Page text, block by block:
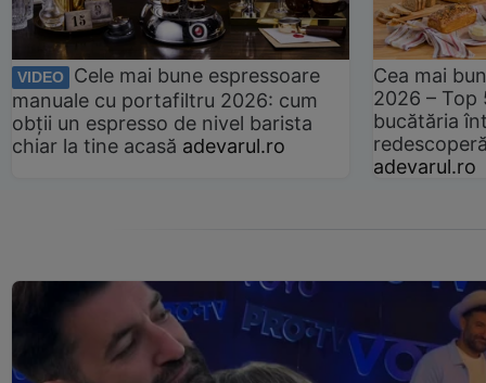
VIDEO
Cele mai bune espressoare
manuale cu portafiltru 2026: cum
obții un espresso de nivel barista
chiar la tine acasă adevarul.ro
Cea mai
2026 –
bucătăria
adevarul.ro